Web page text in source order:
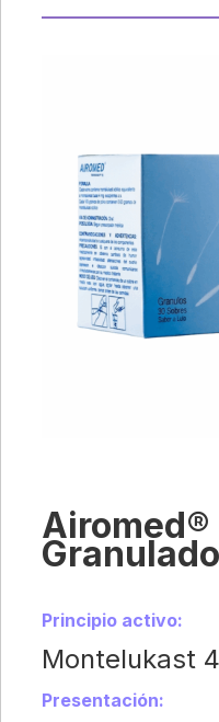
Airomed®
Granulado
Principio activo:
Montelukast
Presentación: